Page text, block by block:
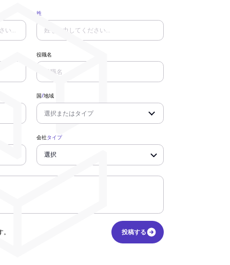
姓
役職名
国/地域
会社タイプ
投稿する
投稿する